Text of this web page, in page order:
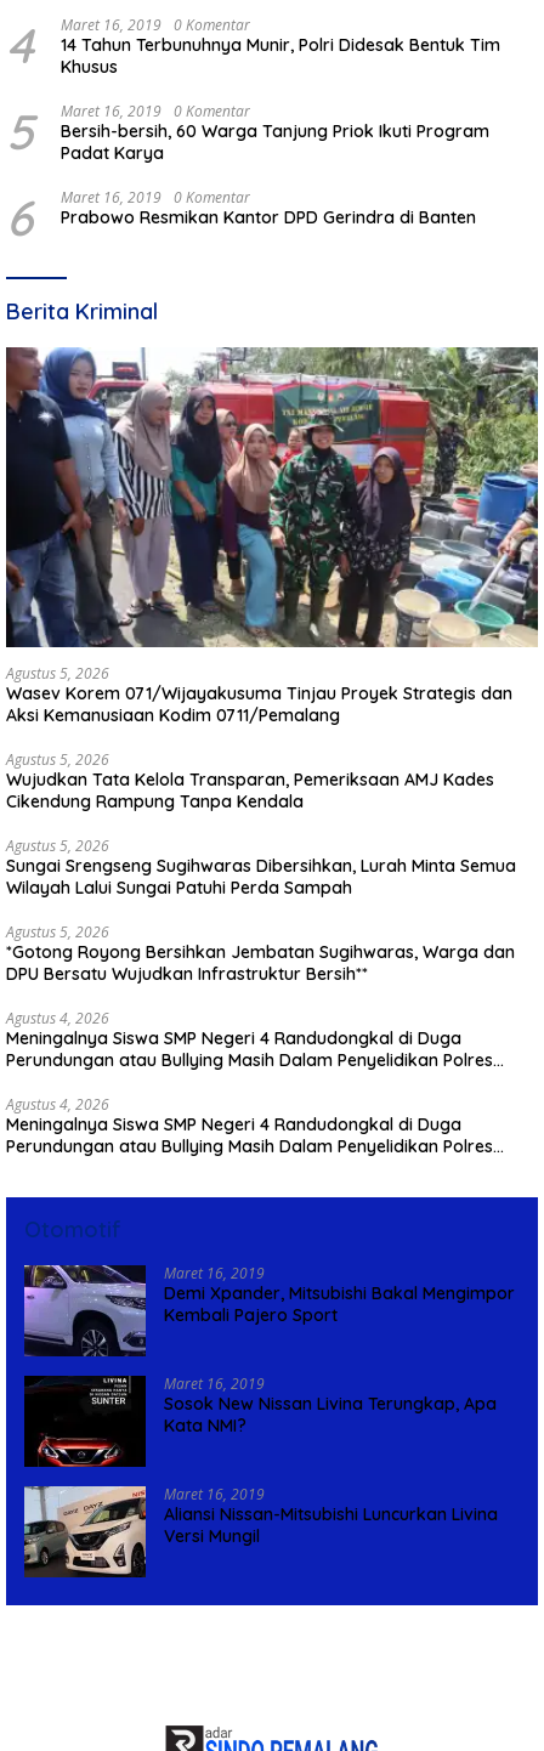
4 Maret 16, 2019 0 Komentar
14 Tahun Terbunuhnya Munir, Polri Didesak Bentuk Tim
Khusus
5 Maret 16, 2019 0 Komentar
Bersih-bersih, 60 Warga Tanjung Priok Ikuti Program
Padat Karya
6 Maret 16, 2019 0 Komentar
Prabowo Resmikan Kantor DPD Gerindra di Banten
Berita Kriminal
Agustus 5, 2026
Wasev Korem 071/Wijayakusuma Tinjau Proyek Strategis dan
Aksi Kemanusiaan Kodim 0711/Pemalang
Agustus 5, 2026
Wujudkan Tata Kelola Transparan, Pemeriksaan AMJ Kades
Cikendung Rampung Tanpa Kendala
Agustus 5, 2026
Sungai Srengseng Sugihwaras Dibersihkan, Lurah Minta Semua
Wilayah Lalui Sungai Patuhi Perda Sampah
Agustus 5, 2026
*Gotong Royong Bersihkan Jembatan Sugihwaras, Warga dan
DPU Bersatu Wujudkan Infrastruktur Bersih**
Agustus 4, 2026
Meningalnya Siswa SMP Negeri 4 Randudongkal di Duga
Perundungan atau Bullying Masih Dalam Penyelidikan Polres
Agustus 4, 2026
Meningalnya Siswa SMP Negeri 4 Randudongkal di Duga
Perundungan atau Bullying Masih Dalam Penyelidikan Polres
Otomotif
Maret 16, 2019
Demi Xpander, Mitsubishi Bakal Mengimpor
Kembali Pajero Sport
Maret 16, 2019
Sosok New Nissan Livina Terungkap, Apa
Kata NMI?
Maret 16, 2019
Aliansi Nissan-Mitsubishi Luncurkan Livina
Versi Mungil